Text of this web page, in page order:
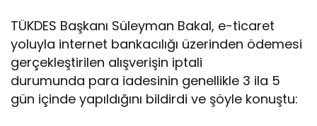
TÜKDES Başkanı Süleyman Bakal, e-ticaret
yoluyla internet bankacılığı üzerinden ödemesi
gerçekleştirilen alışverişin iptali
durumunda para iadesinin genellikle 3 ila 5
gün içinde yapıldığını bildirdi ve şöyle konuştu: